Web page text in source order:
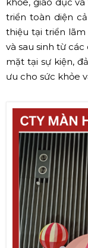
khỏe, giáo dục
triển toàn diện
thiệu tại triển lãm
và sau sinh từ
mặt tại sự kiện,
ưu cho sức khỏe